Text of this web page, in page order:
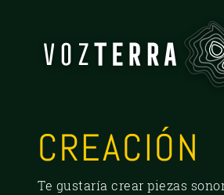
CREACIÓN
Te gustaría crear piezas